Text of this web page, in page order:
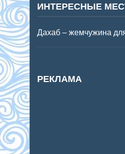
ИНТЕРЕСНЫЕ
Дахаб – жемчужина
РЕКЛАМА